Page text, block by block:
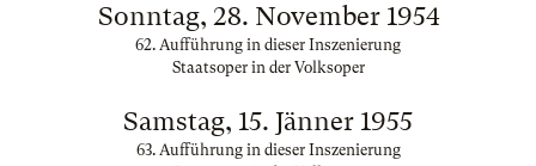
Sonntag, 28. November 1954
62. Aufführung in dieser Inszenierung
Staatsoper in der Volksoper
Samstag, 15. Jänner 1955
63. Aufführung in dieser Inszenierung